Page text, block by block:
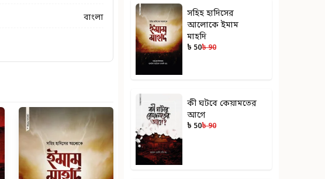
বাংলা
সহিহ হাদিসের
আলোকে ইমাম
মাহদি
৳ 50৳ 90
কী ঘটবে কেয়ামতের
আগে
৳ 50৳ 90